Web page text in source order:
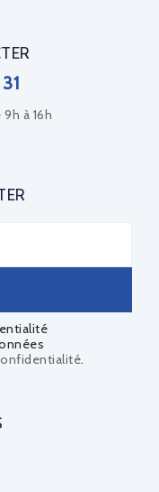
à 16h
.